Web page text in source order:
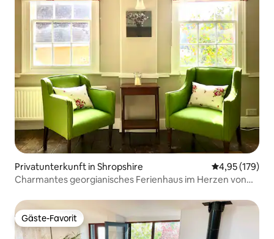
Privatunterkunft in Shropshire
4,95 (179)
Charmantes georgianisches Ferienhaus im Herzen von
Gäste-Favorit
Gäste-Favorit